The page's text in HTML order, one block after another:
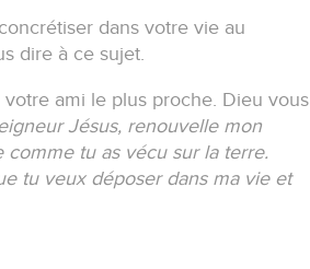
dans votre vie au
dire à ce sujet.
ami le plus proche. Dieu vous
Jésus, renouvelle mon
comme tu as vécu sur la terre.
tu veux déposer dans ma vie et